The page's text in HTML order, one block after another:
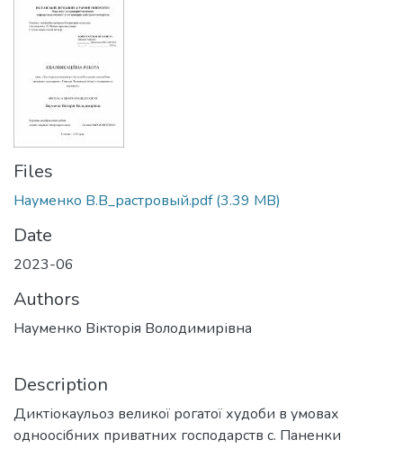
Files
Науменко В.В_растровый.pdf(3.39 MB)
Date
2023-06
Authors
Науменко Вікторія Володимирівна
Description
Диктіокаульоз великої рогатої худоби в умовах
одноосібних приватних господарств с. Паненки